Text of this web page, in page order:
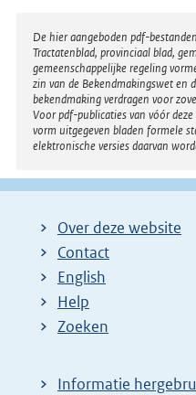
Disclaimer
De hier aangeboden pdf-
Tractatenblad, provinciaal blad,
gemeenschappelijke regeling
zin van de Bekendmakingswet en
bekendmaking verdragen voor
Voor pdf-publicaties van vóór
vorm uitgegeven bladen formele
elektronische versies daarvan
Over deze website
Contact
English
Help
Zoeken
Informatie